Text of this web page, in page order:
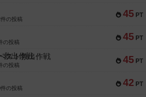
45 PT
件の投稿
45 PT
の投稿
45 PT
スト救出作戦
の投稿
42 PT
件の投稿